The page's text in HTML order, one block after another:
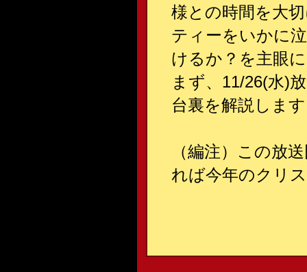
様との時間を大
ティーをいかに
けるか？を主眼
まず、11/26(水)
台裏を解説しま
（編注）この放
れば今年のクリ